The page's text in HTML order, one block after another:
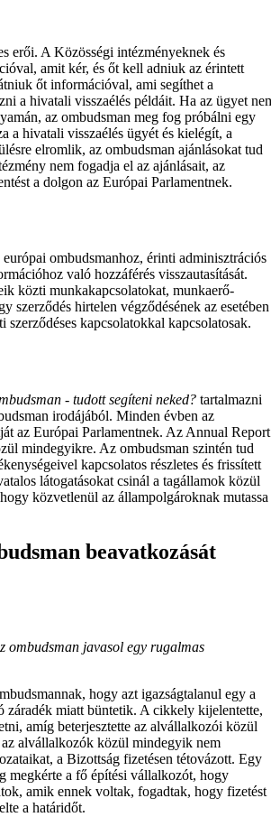
erői. A Közösségi intézményeknek és
amit kér, és őt kell adniuk az érintett
őt információval, ami segíthet a
a hivatali visszaélés példáit. Ha az ügyet
az ombudsman meg fog próbálni egy
a hivatali visszaélés ügyét és kielégít, a
elromlik, az ombudsman ajánlásokat tud
nem fogadja el az ajánlásait, az
a dolgon az Európai Parlamentnek.
ombudsmanhoz, érinti adminisztrációs
való hozzáférés visszautasítását.
közti munkakapcsolatokat, munkaerő-
szerződés hirtelen végződésének az esetében
kapcsolatokkal kapcsolatosak.
- tudott segíteni neked? tartalmazni
irodájából. Minden évben az
az Európai Parlamentnek. Az Annual Report
mindegyikre. Az ombudsman szintén tud
kapcsolatos részletes és frissített
látogatásokat csinál a tagállamok közül
közvetlenül az állampolgároknak mutassa
beavatkozását
ombudsman javasol egy rugalmas
hogy azt igazságtalanul egy a
záradék miatt büntetik. A cikkely kijelentette,
amíg beterjesztette az alvállalkozói közül
alvállalkozók közül mindegyik nem
a Bizottság fizetésen tétovázott. Egy
megkérte a fő építési vállalkozót, hogy
amik ennek voltak, fogadtak, hogy fizetést
a határidőt.